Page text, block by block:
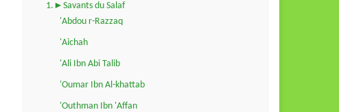
1.►Savants du Salaf
'Abdou r-Razzaq
'Aichah
'Ali Ibn Abi Talib
'Oumar Ibn Al-khattab
'Outhman Ibn 'Affan